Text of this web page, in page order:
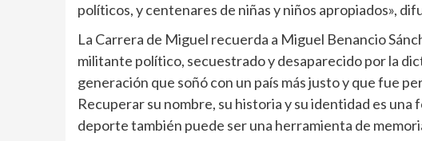
políticos, y centenares de niñas y niños apropiados»,
La Carrera de Miguel recuerda a Miguel Benancio
militante político, secuestrado y desaparecido por la
generación que soñó con un país más justo y que fue
Recuperar su nombre, su historia y su identidad es
deporte también puede ser una herramienta de